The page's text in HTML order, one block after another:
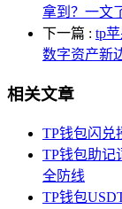
拿到？一文
下一篇 : tp
数字资产新
相关文章
TP钱包闪兑
TP钱包助记
全防线
TP钱包